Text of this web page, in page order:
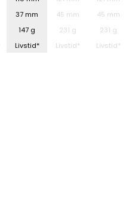
37 mm 45 mm
45 mm
147 g 231 g
231 g
Livstid* Livstid* Livstid*